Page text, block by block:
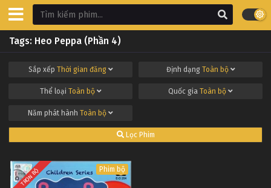
Tags: Heo Peppa (Phần 4)
Sắp xếp Thời gian đăng Định dạng Toàn bộ
Thể loại Toàn bộ Quốc gia Toàn bộ
Năm phát hành Toàn bộ
Lọc Phim
TRỌN BỘ Phim bộ